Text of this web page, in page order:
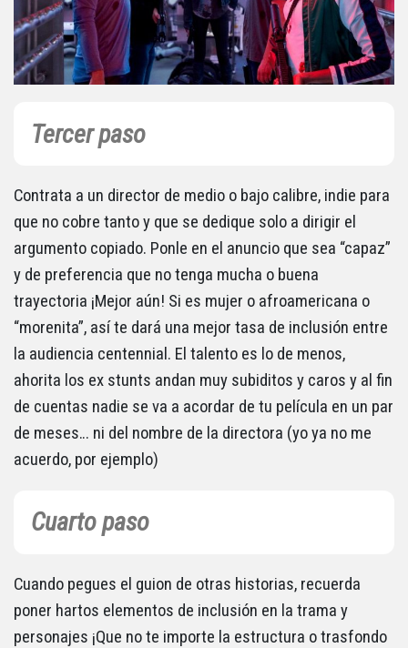
Tercer paso
Contrata a un director de medio o bajo calibre, indie para
que no cobre tanto y que se dedique solo a dirigir el
argumento copiado. Ponle en el anuncio que sea “capaz”
y de preferencia que no tenga mucha o buena
trayectoria ¡Mejor aún! Si es mujer o afroamericana o
“morenita”, así te dará una mejor tasa de inclusión entre
la audiencia centennial. El talento es lo de menos,
ahorita los ex stunts andan muy subiditos y caros y al fin
de cuentas nadie se va a acordar de tu película en un par
de meses… ni del nombre de la directora (yo ya no me
acuerdo, por ejemplo)
Cuarto paso
Cuando pegues el guion de otras historias, recuerda
poner hartos elementos de inclusión en la trama y
personajes ¡Que no te importe la estructura o trasfondo